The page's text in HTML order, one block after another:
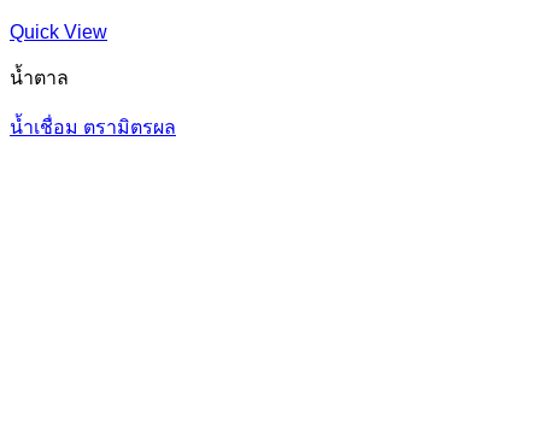
Quick View
น้ำตาล
น้ำเชื่อม ตรามิตรผล